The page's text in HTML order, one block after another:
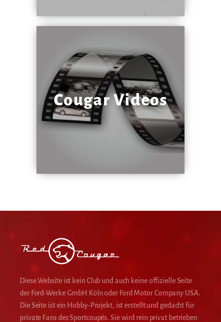
Cougar Videos
Diese Website ist kein Club und auch keine offizielle Seite
der Ford-Werke GmbH Köln oder Ford Motor Company USA.
Die Seite ist ein Hobby-Projekt, ist erstellt und gedacht für
private Fans des Sportcoupés. Sie wird rein privat betrieben